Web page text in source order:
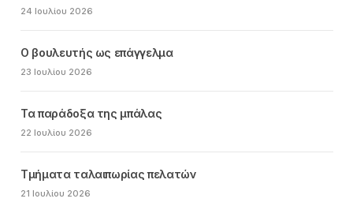
24 Ιουλίου 2026
Ο βουλευτής ως επάγγελμα
23 Ιουλίου 2026
Τα παράδοξα της μπάλας
22 Ιουλίου 2026
Τμήματα ταλαιπωρίας πελατών
21 Ιουλίου 2026